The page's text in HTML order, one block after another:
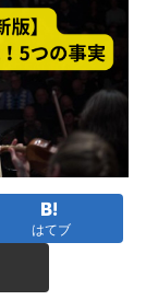
はてブ